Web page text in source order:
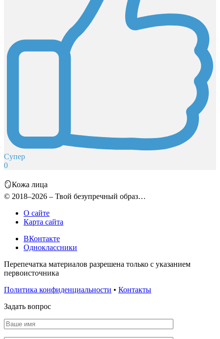
Супер
0
🪞Кожа лица
© 2018–2026 – Твой безупречный образ…
О сайте
Карта сайта
ВКонтакте
Одноклассники
Перепечатка материалов разрешена только с указанием
первоисточника
Политика конфиденциальности • Контакты
Задать вопрос